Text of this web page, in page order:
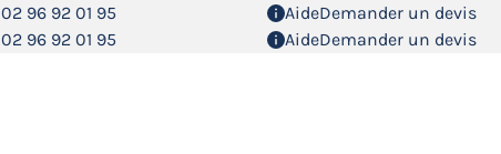
02 96 92 01 95 AideDemander un devis
02 96 92 01 95 AideDemander un devis